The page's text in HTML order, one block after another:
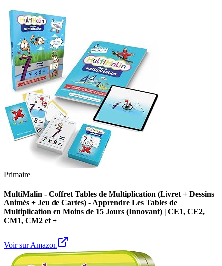
Primaire
MultiMalin - Coffret Tables de Multiplication (Livret + Dessins
Animés + Jeu de Cartes) - Apprendre Les Tables de
Multiplication en Moins de 15 Jours (Innovant) | CE1, CE2,
CM1, CM2 et +
Voir sur Amazon